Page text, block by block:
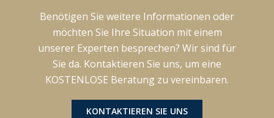
Benötigen Sie weitere Informationen oder
möchten Sie Ihre Situation mit einem
unserer Experten besprechen? Wir sind für
Sie da. Kontaktieren Sie uns, um eine
KOSTENLOSE Beratung zu vereinbaren.
KONTAKTIEREN SIE UNS